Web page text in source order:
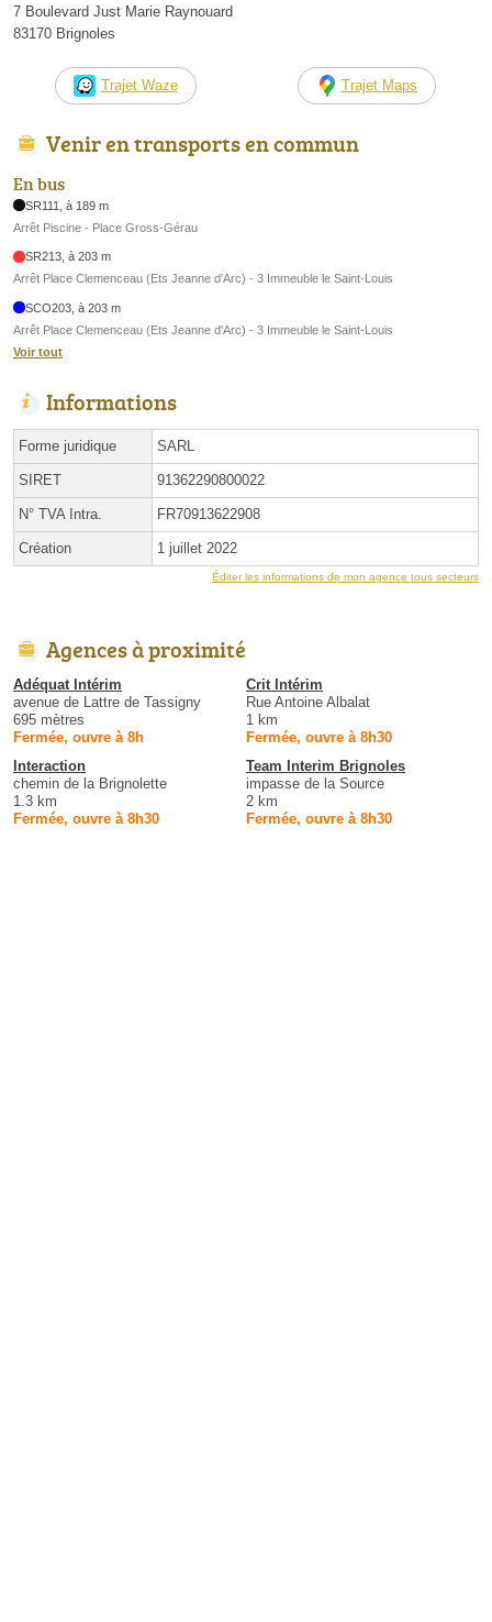
7 Boulevard Just Marie Raynouard
83170 Brignoles
Trajet Waze Trajet Maps
Venir en transports en commun
En bus
SR111, à 189 m
Arrêt Piscine - Place Gross-Gérau
SR213, à 203 m
Arrêt Place Clemenceau (Ets Jeanne d'Arc) - 3 Immeuble le Saint-Louis
SCO203, à 203 m
Arrêt Place Clemenceau (Ets Jeanne d'Arc) - 3 Immeuble le Saint-Louis
Voir tout
Informations
Forme juridique SARL
SIRET 91362290800022
N° TVA Intra. FR70913622908
Création 1 juillet 2022
Éditer les informations de mon agence tous secteurs
Agences à proximité
Adéquat Intérim
avenue de Lattre de Tassigny
695 mètres
Fermée, ouvre à 8h
Crit Intérim
Rue Antoine Albalat
1 km
Fermée, ouvre à 8h30
Interaction
chemin de la Brignolette
1.3 km
Fermée, ouvre à 8h30
Team Interim Brignoles
impasse de la Source
2 km
Fermée, ouvre à 8h30